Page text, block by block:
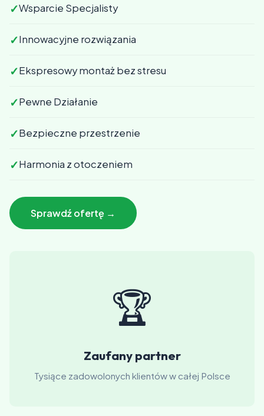
✓Wsparcie Specjalisty
✓Innowacyjne rozwiązania
✓Ekspresowy montaż bez stresu
✓Pewne Działanie
✓Bezpieczne przestrzenie
✓Harmonia z otoczeniem
Sprawdź ofertę →
🏆
Zaufany partner
Tysiące zadowolonych klientów w całej Polsce